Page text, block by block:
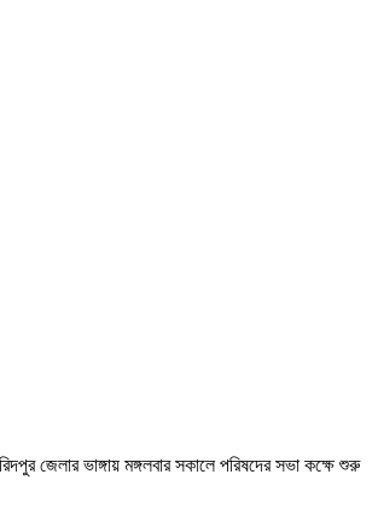
জেলার ভাঙ্গায় মঙ্গলবার সকালে পরিষদের সভা কক্ষে শুরু